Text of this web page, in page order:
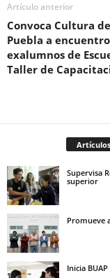
Artículo anterior
Convoca Cultura de
Puebla a
exalumnos de
Taller de
Supervisa
superior
Promueve
Inicia